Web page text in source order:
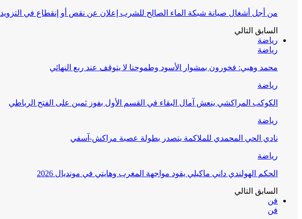
من أجل أشغال صيانة شبكة الماء الصالح للشرب إعلان عن نقص أو إنقطاع في التزويد
السابق التالي
رياضة
رياضة
محمد وهبي: فخورون بمشوار الأسود وطموحنا لا يتوقف عند ربع النهائي
رياضة
الكوكب المراكشي ينعش آمال البقاء في القسم الأول بفوز ثمين على الفتح الرباطي
رياضة
نادي الحي المحمدي للملاكمة يتصدر بطولة عصبة مراكش-آسفي
رياضة
الحكم الهولندي داني ماكيلي يقود مواجهة المغرب وهايتي في مونديال 2026
السابق التالي
فن
فن